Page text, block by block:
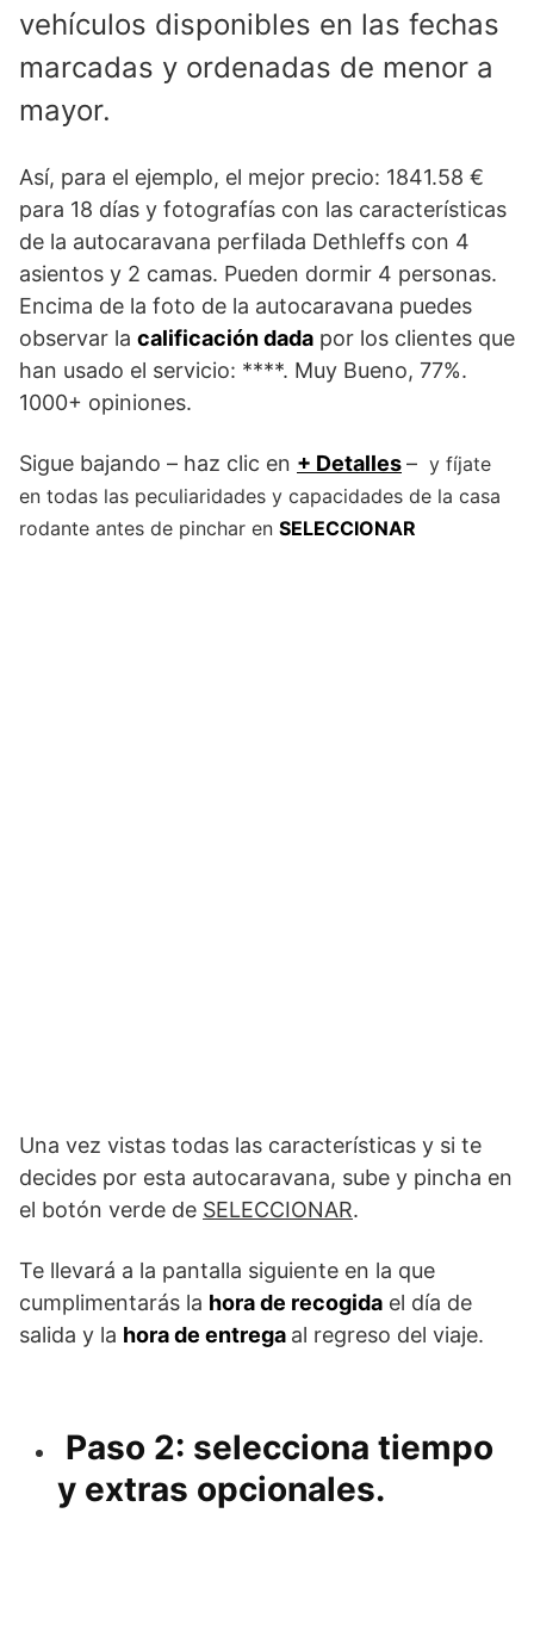
vehículos disponibles en las fechas
marcadas y ordenadas de menor a
mayor.
Así, para el ejemplo, el mejor precio: 1841.58 €
para 18 días y fotografías con las características
de la autocaravana perfilada Dethleffs con 4
asientos y 2 camas. Pueden dormir 4 personas.
Encima de la foto de la autocaravana puedes
observar la calificación dada por los clientes que
han usado el servicio: ****. Muy Bueno, 77%.
1000+ opiniones.
Sigue bajando – haz clic en + Detalles– y fíjate
en todas las peculiaridades y capacidades de la casa
rodante antes de pinchar en SELECCIONAR
Una vez vistas todas las características y si te
decides por esta autocaravana, sube y pincha en
el botón verde de SELECCIONAR.
Te llevará a la pantalla siguiente en la que
cumplimentarás la hora de recogida el día de
salida y la hora de entrega al regreso del viaje.
Paso 2: selecciona tiempo
y extras opcionales.